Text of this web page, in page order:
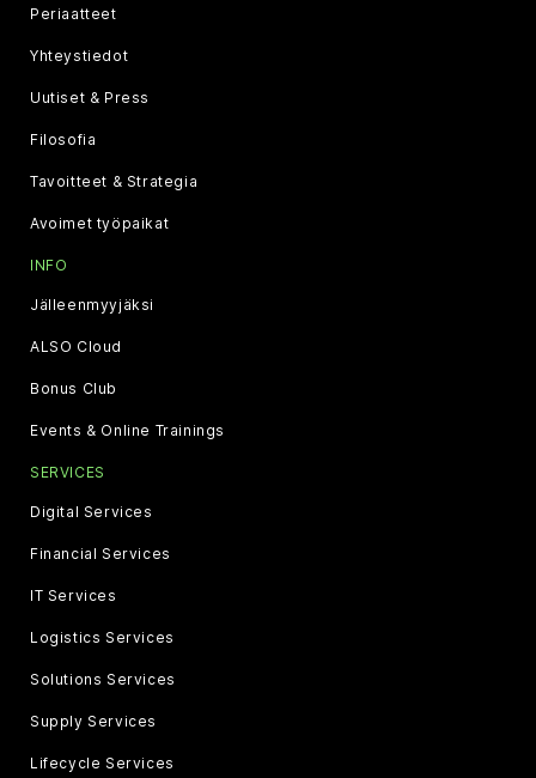
Periaatteet
Yhteystiedot
Uutiset & Press
Filosofia
Tavoitteet & Strategia
Avoimet työpaikat
INFO
Jälleenmyyjäksi
ALSO Cloud
Bonus Club
Events & Online Trainings
SERVICES
Digital Services
Financial Services
IT Services
Logistics Services
Solutions Services
Supply Services
Lifecycle Services